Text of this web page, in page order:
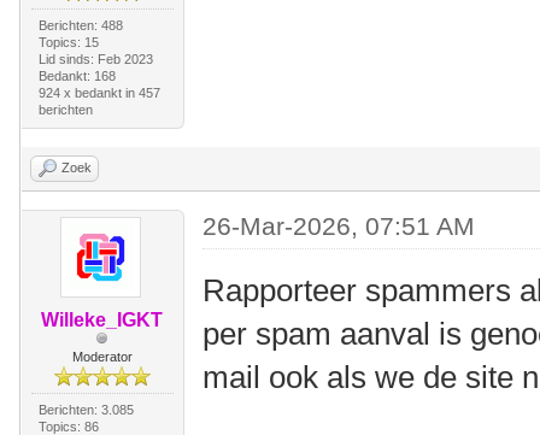
Berichten: 488
Topics: 15
Lid sinds: Feb 2023
Bedankt: 168
924 x bedankt in 457
berichten
Zoek
Willeke_IGKT
Moderator
Berichten: 3.085
Topics: 86
26-Mar-2026, 07:51 AM
Rapporteer spammers
per spam aanval is
mail ook als we de site